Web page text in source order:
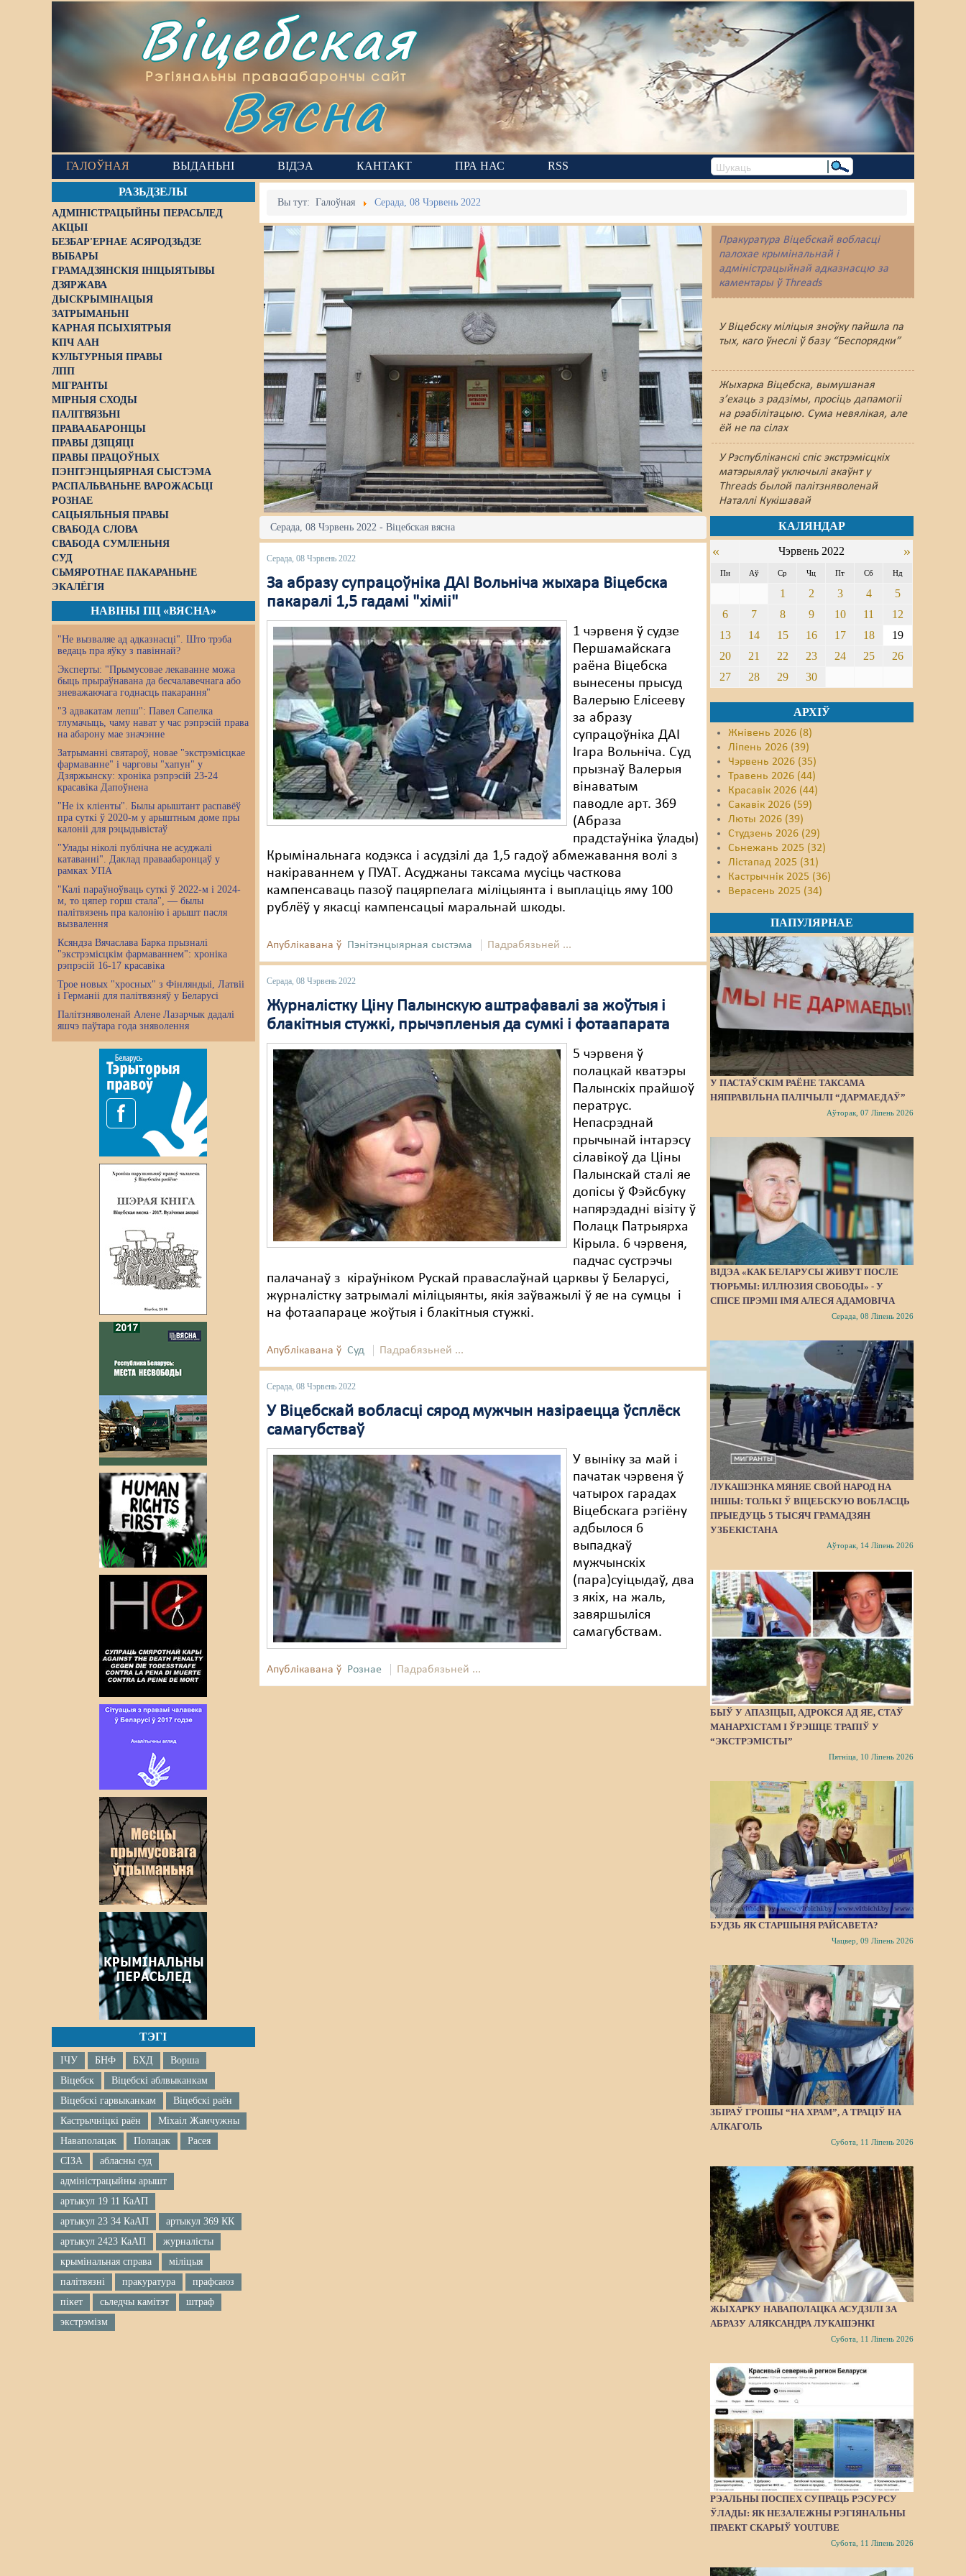
Віцебская
Рэгіянальны праваабарончы сайт
Вясна
ГАЛОЎНАЯ ВЫДАНЬНІ ВІДЭА КАНТАКТ ПРА НАС RSS
РАЗЬДЗЕЛЫ
АДМІНІСТРАЦЫЙНЫ ПЕРАСЬЛЕД
АКЦЫІ
БЕЗБАР'ЕРНАЕ АСЯРОДЗЬДЗЕ
ВЫБАРЫ
ГРАМАДЗЯНСКІЯ ІНІЦЫЯТЫВЫ
ДЗЯРЖАВА
ДЫСКРЫМІНАЦЫЯ
ЗАТРЫМАНЬНІ
КАРНАЯ ПСЫХІЯТРЫЯ
КПЧ ААН
КУЛЬТУРНЫЯ ПРАВЫ
ЛПП
МІГРАНТЫ
МІРНЫЯ СХОДЫ
ПАЛІТВЯЗЬНІ
ПРАВААБАРОНЦЫ
ПРАВЫ ДЗІЦЯЦІ
ПРАВЫ ПРАЦОЎНЫХ
ПЭНІТЭНЦЫЯРНАЯ СЫСТЭМА
РАСПАЛЬВАНЬНЕ ВАРОЖАСЬЦІ
РОЗНАЕ
САЦЫЯЛЬНЫЯ ПРАВЫ
СВАБОДА СЛОВА
СВАБОДА СУМЛЕНЬНЯ
СУД
СЬМЯРОТНАЕ ПАКАРАНЬНЕ
ЭКАЛЁГІЯ
НАВІНЫ ПЦ «ВЯСНА»
"Не вызваляе ад адказнасці". Што трэба
ведаць пра яўку з павіннай?
Эксперты: "Прымусовае лекаванне можа
быць прыраўнавана да бесчалавечнага або
зневажаючага годнасць пакарання"
"З адвакатам лепш": Павел Сапелка
тлумачыць, чаму нават у час рэпрэсій права
на абарону мае значэнне
Затрыманні святароў, новае "экстрэмісцкае
фармаванне" і чарговы "хапун" у
Дзяржынску: хроніка рэпрэсій 23-24
красавіка Дапоўнена
"Не іх кліенты". Былы арыштант распавёў
пра суткі ў 2020-м у арыштным доме пры
калоніі для рэцыдывістаў
"Улады ніколі публічна не асуджалі
катаванні". Даклад праваабаронцаў у
рамках УПА
"Калі параўноўваць суткі ў 2022-м і 2024-
м, то цяпер горш стала", — былы
палітвязень пра калонію і арышт пасля
вызвалення
Ксяндза Вячаслава Барка прызналі
"экстрэмісцкім фармаваннем": хроніка
рэпрэсій 16-17 красавіка
Трое новых "хросных" з Фінляндыі, Латвіі
і Германіі для палітвязняў у Беларусі
Палітзняволенай Алене Лазарчык дадалі
яшчэ паўтара года зняволення
ТЭГІ
ІЧУ БНФ БХД
Ворша
Віцебск
Віцебскі аблвыканкам
Віцебскі гарвыканкам
Віцебскі раён
Кастрычніцкі раён
Міхаіл Жамчужны
Наваполацак
Полацак
Расея
СІЗА
абласны суд
адміністрацыйны арышт
артыкул 19 11 КаАП
артыкул 23 34 КаАП
артыкул 369 КК
артыкул 2423 КаАП
журналісты
крымінальная справа
міліцыя
палітвязні
пракуратура
прафсаюз
пікет
сьледчы камітэт
штраф
экстрэмізм
Вы тут:Галоўная Серада, 08 Чэрвень 2022
Пракуратура Віцебскай вобласці
палохае крымінальнай і
адміністрацыйнай адказнасцю за
каментары ў Threads
У Віцебску міліцыя зноўку пайшлa па
тых, каго ўнеслі ў базу “Беспорядки”
Жыхарка Віцебска, вымушаная
з’ехаць з радзімы, просіць дапамогіі
на рэабілітацыю. Сума невялікая, але
ёй не па сілах
У Рэспубліканскі спіс экстрэмісцкіх
матэрыялаў уключылі акаўнт у
Threads былой палітзняволенай
Наталлі Кукішавай
Серада, 08 Чэрвень 2022 - Віцебская вясна
Серада, 08 Чэрвень 2022
За абразу супрацоўніка ДАІ Вольніча жыхара Віцебска
пакаралі 1,5 гадамі "хіміі"
1 чэрвеня ў судзе
Першамайскага
раёна Віцебска
вынесены прысуд
Валерыю Елісееву
за абразу
супрацоўніка ДАІ
Ігара Вольніча. Суд
прызнаў Валерыя
вінаватым
паводле арт. 369
(Абраза
прадстаўніка ўлады)
Крымінальнага кодэкса і асудзілі да 1,5 гадоў абмежавання волі з
накіраваннем у ПУАТ. Асуджаны таксама мусіць часткова
кампенсаваць пазоў пацярпелага міліцыянта і выплаціць яму 100
рублёў у якасці кампенсацыі маральнай шкоды.
Апублікавана ў Пэнітэнцыярная сыстэма Падрабязьней ...
Серада, 08 Чэрвень 2022
Журналістку Ціну Палынскую аштрафавалі за жоўтыя і
блакітныя стужкі, прычэпленыя да сумкі і фотаапарата
5 чэрвеня ў
полацкай кватэры
Палынскіх прайшоў
ператрус.
Непасрэднай
прычынай інтарэсу
сілавікоў да Ціны
Палынскай сталі яе
допісы ў Фэйсбуку
напярэдадні візіту ў
Полацк Патрыярха
Кірыла. 6 чэрвеня,
падчас сустрэчы
палачанаў з кіраўніком Рускай праваслаўнай царквы ў Беларусі,
журналістку затрымалі міліцыянты, якія заўважылі ў яе на сумцы і
на фотаапараце жоўтыя і блакітныя стужкі.
Апублікавана ў Суд Падрабязьней ...
Серада, 08 Чэрвень 2022
У Віцебскай вобласці сярод мужчын назіраецца ўсплёск
самагубстваў
У выніку за май і
пачатак чэрвеня ў
чатырох гарадах
Віцебскага рэгіёну
адбылося 6
выпадкаў
мужчынскіх
(пара)суіцыдаў, два
з якіх, на жаль,
завяршыліся
самагубствам.
Апублікавана ў Рознае Падрабязьней ...
КАЛЯНДАР
« Чэрвень 2022 »
Пн Аў Ср Чц Пт Сб Нд
1 2 3 4
5
6
7 8 9 10 11
12
13
14 15 16 17 18
19
20
21 22 23 24 25
26
27
28 29 30
АРХІЎ
Жнівень 2026 (8)
Ліпень 2026 (39)
Чэрвень 2026 (35)
Травень 2026 (44)
Красавік 2026 (44)
Сакавік 2026 (59)
Люты 2026 (39)
Студзень 2026 (29)
Сьнежань 2025 (32)
Лістапад 2025 (31)
Кастрычнік 2025 (36)
Верасень 2025 (34)
ПАПУЛЯРНАЕ
У ПАСТАЎСКІМ РАЁНЕ ТАКСАМА
НЯПРАВІЛЬНА ПАЛІЧЫЛІ “ДАРМАЕДАЎ”
Аўторак, 07 Ліпень 2026
ВІДЭА «КАК БЕЛАРУСЫ ЖИВУТ ПОСЛЕ
ТЮРЬМЫ: ИЛЛЮЗИЯ СВОБОДЫ» - У
СПІСЕ ПРЭМІІ ІМЯ АЛЕСЯ АДАМОВІЧА
Серада, 08 Ліпень 2026
ЛУКАШЭНКА МЯНЯЕ СВОЙ НАРОД НА
ІНШЫ: ТОЛЬКІ Ў ВІЦЕБСКУЮ ВОБЛАСЦЬ
ПРЫЕДУЦЬ 5 ТЫСЯЧ ГРАМАДЗЯН
УЗБЕКІСТАНА
Аўторак, 14 Ліпень 2026
БЫЎ У АПАЗІЦЫІ, АДРОКСЯ АД ЯЕ, СТАЎ
МАНАРХІСТАМ І ЎРЭШЦЕ ТРАПІЎ У
“ЭКСТРЭМІСТЫ”
Пятніца, 10 Ліпень 2026
БУДЗЬ ЯК СТАРШЫНЯ РАЙСАВЕТА?
Чацвер, 09 Ліпень 2026
ЗБІРАЎ ГРОШЫ “НА ХРАМ”, А ТРАЦІЎ НА
АЛКАГОЛЬ
Субота, 11 Ліпень 2026
ЖЫХАРКУ НАВАПОЛАЦКА АСУДЗІЛІ ЗА
АБРАЗУ АЛЯКСАНДРА ЛУКАШЭНКІ
Субота, 11 Ліпень 2026
РЭАЛЬНЫ ПОСПЕХ СУПРАЦЬ РЭСУРСУ
ЎЛАДЫ: ЯК НЕЗАЛЕЖНЫ РЭГІЯНАЛЬНЫ
ПРАЕКТ СКАРЫЎ YOUTUBE
Субота, 11 Ліпень 2026